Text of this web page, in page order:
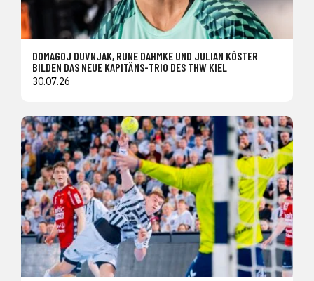
DOMAGOJ DUVNJAK, RUNE DAHMKE UND JULIAN KÖSTER
BILDEN DAS NEUE KAPITÄNS-TRIO DES THW KIEL
30.07.26